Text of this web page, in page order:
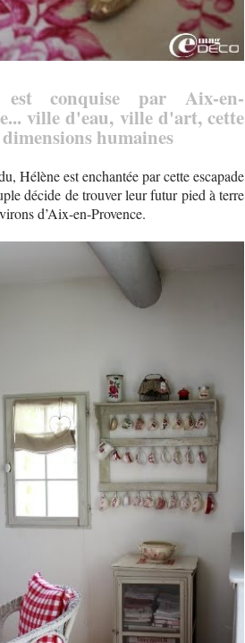
est conquise par Aix-en-
ville d'eau, ville d'art, cette
humaines
Hélène est enchantée par cette escapade
décide de trouver leur futur pied à terre
d’Aix-en-Provence.